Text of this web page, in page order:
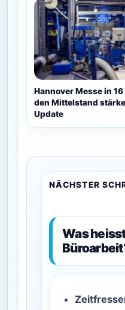
Hannover Messe in
den Mittelstand
Update
NÄCHSTER
Was